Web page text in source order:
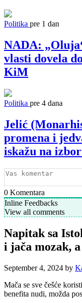
Politika pre 1 dan
NADA:
vlasti dovela
KiM
Politika pre 4 dana
Jelić
promena i
iskažu na
0 Komentara
Inline Feedbacks
View all comments
Napitak sa
i jača mozak,
September 4, 2024 by
Mača se sve češće
benefita nudi, možda